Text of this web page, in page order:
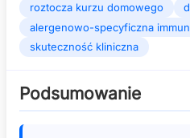
roztocza kurzu domowego
alergenowo-specyficzna
skuteczność kliniczna
Podsumowanie